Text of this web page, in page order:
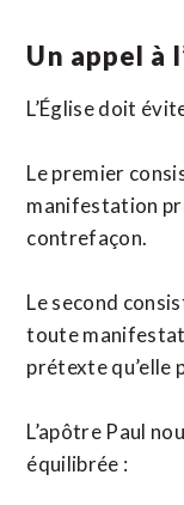
Un appel à
L’Église doit
Le premier
manifestation
contrefaçon.
Le second
toute
prétexte qu’elle
L’apôtre Paul
équilibrée :